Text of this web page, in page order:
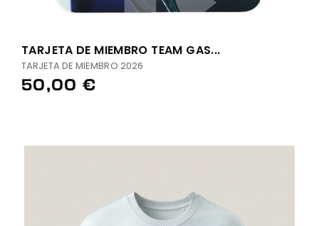
TARJETA DE MIEMBRO TEAM GAS...
TARJETA DE MIEMBRO 2026
50,00 €